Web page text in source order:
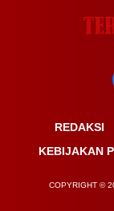
REDAKSI
KEBIJAKAN
COPYRIGHT ©